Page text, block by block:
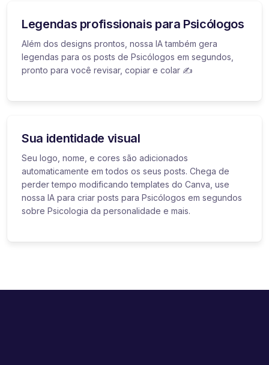
Legendas profissionais para Psicólogos
Além dos designs prontos, nossa IA também gera
legendas para os posts de Psicólogos em segundos,
pronto para você revisar, copiar e colar ✍️
Sua identidade visual
Seu logo, nome, e cores são adicionados
automaticamente em todos os seus posts. Chega de
perder tempo modificando templates do Canva, use
nossa IA para criar posts para Psicólogos em segundos
sobre Psicologia da personalidade e mais.